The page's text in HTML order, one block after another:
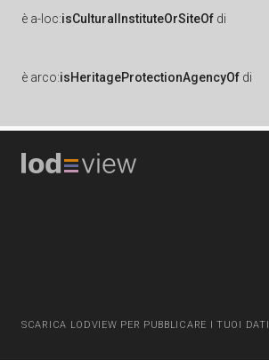
è a-loc:isCulturalInstituteOrSiteOf di
è arco:isHeritageProtectionAgencyOf di
SCARICA LODVIEW PER PUBBLICARE I TUOI DATI